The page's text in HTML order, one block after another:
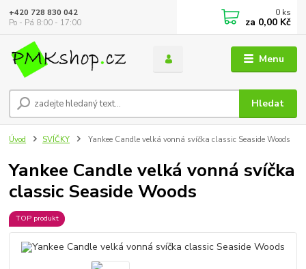
Menu
Hledat
+420 728 830 042
Po - Pá 8:00 - 17:00
0 ks
za 0,00 Kč
Úvod SVÍČKY Yankee Candle velká vonná svíčka classic Seaside Woods
Yankee Candle velká vonná svíčka
classic Seaside Woods
TOP produkt